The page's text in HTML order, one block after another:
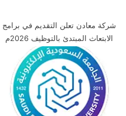
شركة معادن تعلن التقديم في برامج
الابتعاث المبتدئ بالتوظيف 2026م